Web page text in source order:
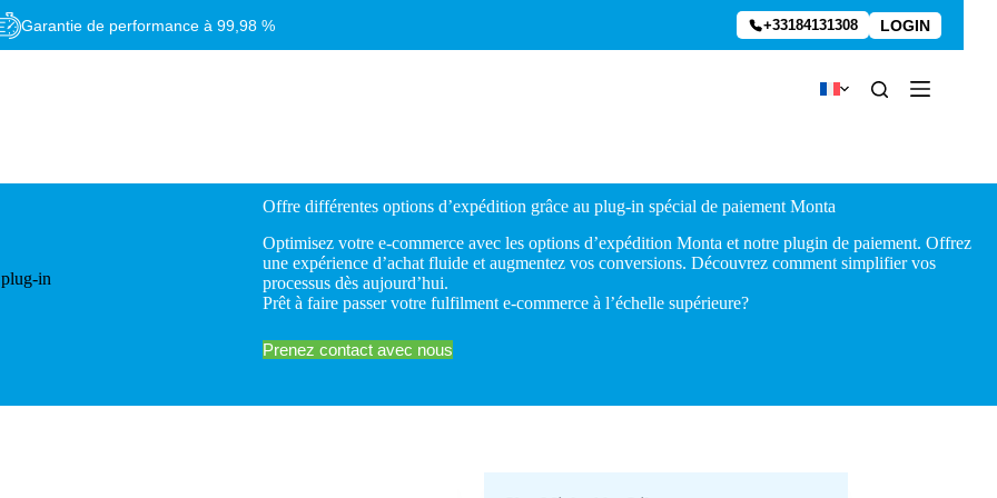
Garantie de performance à 99,98 % +33184131308 LOGIN
Offre différentes options d’expédition grâce au plug-in spécial de paiement Monta
Optimisez votre e-commerce avec les options d’expédition Monta et notre plugin de paiement. Offrez
une expérience d’achat fluide et augmentez vos conversions. Découvrez comment simplifier vos
processus dès aujourd’hui.
Prêt à faire passer votre fulfilment e-commerce à l’échelle supérieure?
Prenez contact avec nous